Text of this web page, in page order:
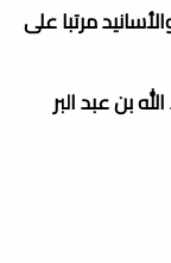
مرتبا على
بن عبد البر